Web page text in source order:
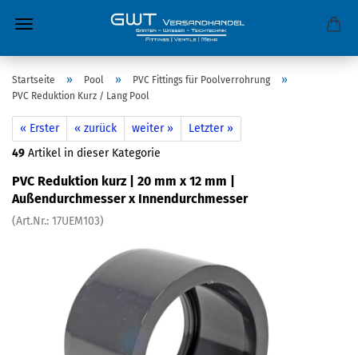
Startseite » Pool » PVC Fittings für Poolverrohrung »
PVC Reduktion Kurz / Lang Pool
« Erster « zurück weiter »
Letzter »
49 Artikel in dieser Kategorie
PVC Reduktion kurz | 20 mm x 12 mm |
Außendurchmesser x Innendurchmesser
(Art.Nr.: 17UEM103)